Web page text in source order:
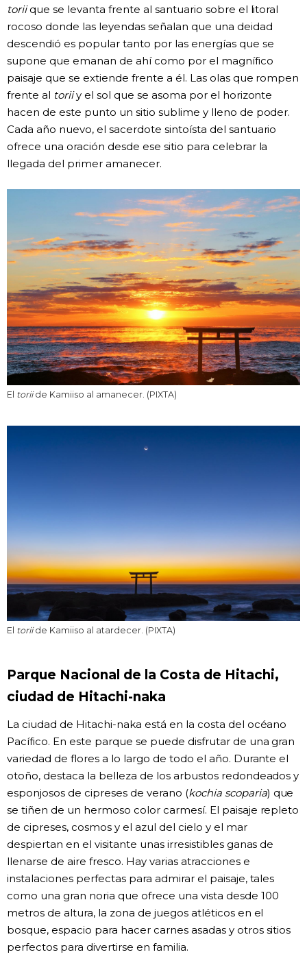
Avisos
toriique se levanta frente al santuario sobre el litoral
rocoso donde las leyendas señalan que una deidad
descendió es popular tanto por las energías que se
supone que emanan de ahí como por el magnífico
paisaje que se extiende frente a él. Las olas que rompen
frente al toriiy el sol que se asoma por el horizonte
hacen de este punto un sitio sublime y lleno de poder.
Cada año nuevo, el sacerdote sintoísta del santuario
ofrece una oración desde ese sitio para celebrar la
llegada del primer amanecer.
El toriide Kamiiso al amanecer. (PIXTA)
El toriide Kamiiso al atardecer. (PIXTA)
Parque Nacional de la Costa de Hitachi,
ciudad de Hitachi-naka
La ciudad de Hitachi-naka está en la costa del océano
Pacífico. En este parque se puede disfrutar de una gran
variedad de flores a lo largo de todo el año. Durante el
otoño, destaca la belleza de los arbustos redondeados y
esponjosos de cipreses de verano (kochia scoparia) que
se tiñen de un hermoso color carmesí. El paisaje repleto
de cipreses, cosmos y el azul del cielo y el mar
despiertan en el visitante unas irresistibles ganas de
llenarse de aire fresco. Hay varias atracciones e
instalaciones perfectas para admirar el paisaje, tales
como una gran noria que ofrece una vista desde 100
metros de altura, la zona de juegos atléticos en el
bosque, espacio para hacer carnes asadas y otros sitios
perfectos para divertirse en familia.